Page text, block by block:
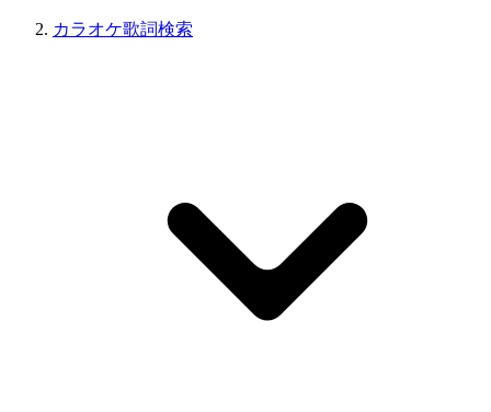
カラオケ歌詞検索